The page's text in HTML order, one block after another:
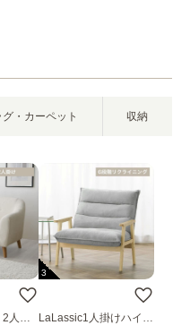
グ・カーペット 収納
人掛
3
LaLassic1人掛けハイバ